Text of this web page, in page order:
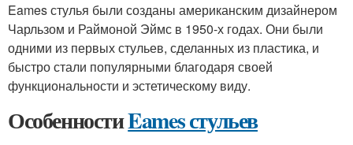
Eames стулья были созданы американским дизайнером
Чарльзом и Раймоной Эймс в 1950-х годах. Они были
одними из первых стульев, сделанных из пластика, и
быстро стали популярными благодаря своей
функциональности и эстетическому виду.
ОсобенностиEames стульев